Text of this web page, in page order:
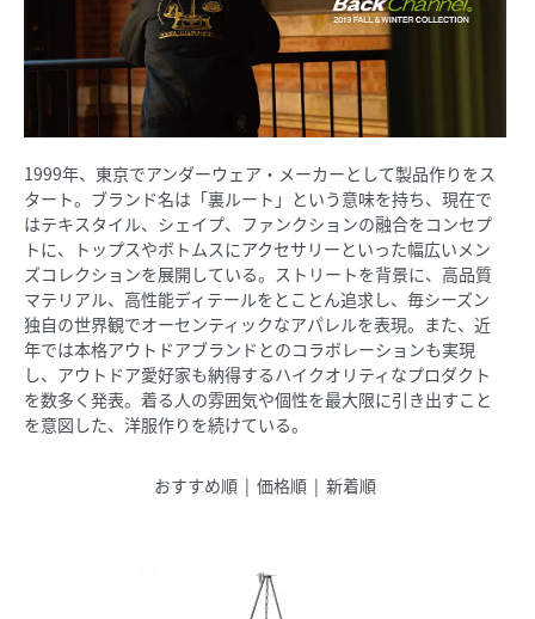
1999年、東京でアンダーウェア・メーカーとして製品作りをス
タート。ブランド名は「裏ルート」という意味を持ち、現在で
はテキスタイル、シェイプ、ファンクションの融合をコンセプ
トに、トップスやボトムスにアクセサリーといった幅広いメン
ズコレクションを展開している。ストリートを背景に、高品質
マテリアル、高性能ディテールをとことん追求し、毎シーズン
独自の世界観でオーセンティックなアパレルを表現。また、近
年では本格アウトドアブランドとのコラボレーションも実現
し、アウトドア愛好家も納得するハイクオリティなプロダクト
を数多く発表。着る人の雰囲気や個性を最大限に引き出すこと
を意図した、洋服作りを続けている。
おすすめ順 | 価格順| 新着順